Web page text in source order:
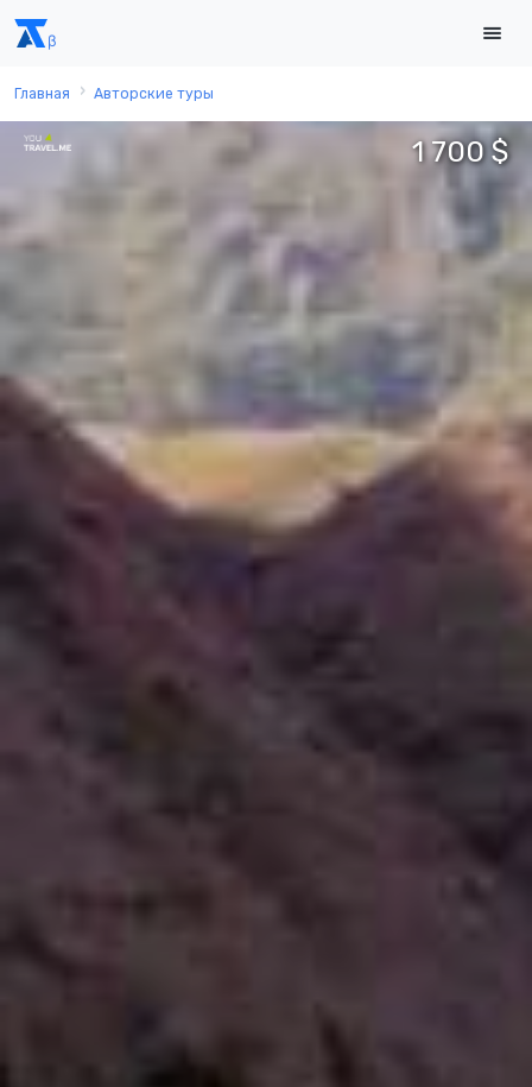
Главная Авторские туры
1 700 $